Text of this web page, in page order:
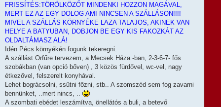
s
ó
l
s
FRISSÍTÉS:TÖRÖLKÖZŐT MINDENKI HOZZON MAGÁVAL,
MERT EZ AZ EGY DOLOG AMI NINCSEN A SZÁLLÁSON!!!!
MIVEL A SZÁLLÁS KÖRNYÉKE LAZA TALAJOS, AKINEK VAN
HELYE A BATYUBAN, DOBJON BE EGY KIS FAKOZKÁT AZ
OLDALTÁMASZ ALÁ!
Idén Pécs környékén fogunk tekeregni.
A szállást Orfűre tervezem, a Mecsek Háza -ban, 2-3-6-7- fős
szobákban (van opció bőven) , 3 közös fürdővel, wc-vel, nagy
étkezővel, felszerelt konyhával.
Lehet bográcsolni, ssütni főzni, stb.. A szomszéd sem fog zavarni
bennünket, ..mert nincs, ..
A szombati ebédet leszámítva, önellátós a buli, a betevő